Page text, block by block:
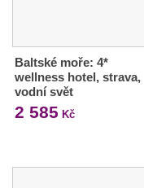
Baltské moře: 4*
wellness hotel, strava,
vodní svět
2 585 Kč